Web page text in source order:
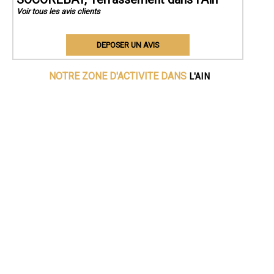
Voir tous les avis clients
DEPOSER UN AVIS
NOTRE ZONE D'ACTIVITE DANS L'AIN